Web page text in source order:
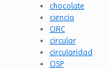
chocolate
ciencia
CIRC
circular
circularidad
CISP